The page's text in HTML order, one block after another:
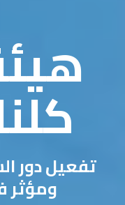
تفعيل دور
ومؤثر